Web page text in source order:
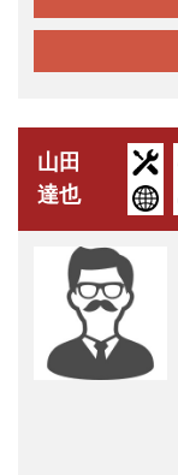
山田
達也